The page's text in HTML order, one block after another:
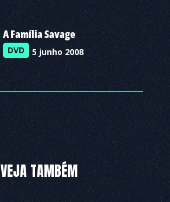
A Família Savage
DVD 5 junho 2008
VEJA TAMBÉM